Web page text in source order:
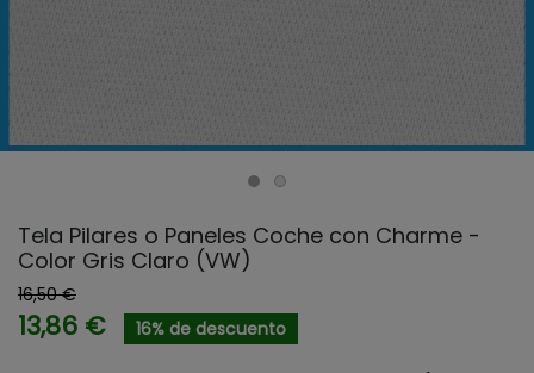
Tela Pilares o Paneles Coche con Charme -
Color Gris Claro (VW)
16,50 €
13,86 € 16% de descuento